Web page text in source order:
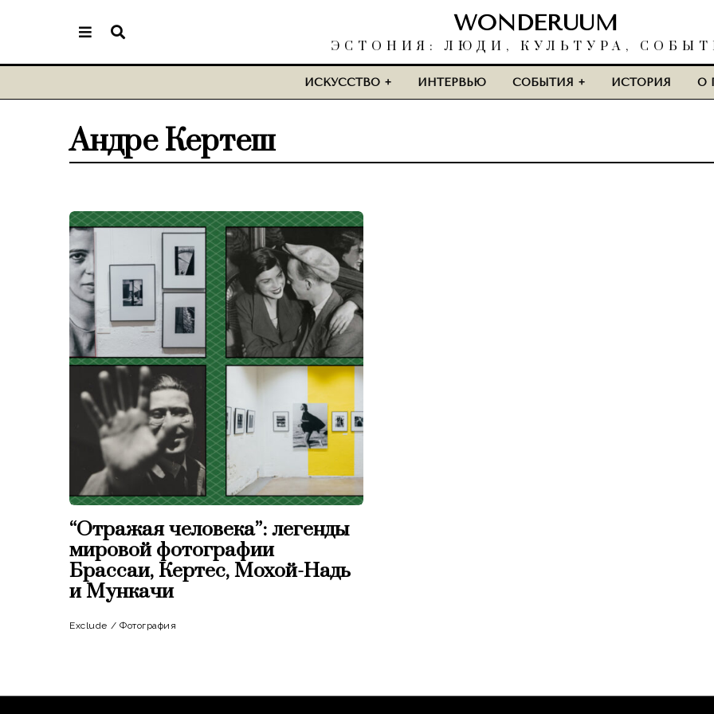
WONDERUUM
ЭСТОНИЯ: ЛЮДИ, КУЛЬТУРА,
ИСКУССТВО ИНТЕРВЬЮ СОБЫТИЯ ИСТОРИЯ О
Андре Кертеш
“Отражая человека”: легенды
мировой фотографии
Брассаи, Кертес, Мохой-Надь
и Мункачи
Exclude / Фотография